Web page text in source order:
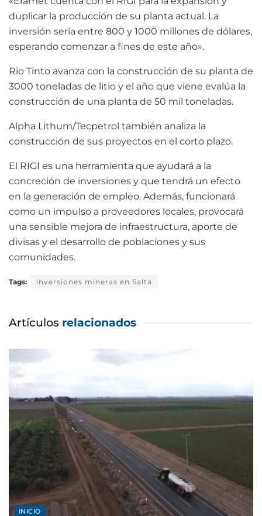
duplicar la producción de su planta actual. La
inversión sería entre 800 y 1000 millones de dólares,
esperando comenzar a fines de este año».
Rio Tinto avanza con la construcción de su planta de
3000 toneladas de litio y el año que viene evalúa la
construcción de una planta de 50 mil toneladas.
Alpha Lithum/Tecpetrol también analiza la
construcción de sus proyectos en el corto plazo.
El RIGI es una herramienta que ayudará a la
concreción de inversiones y que tendrá un efecto
en la generación de empleo. Además, funcionará
como un impulso a proveedores locales, provocará
una sensible mejora de infraestructura, aporte de
divisas y el desarrollo de poblaciones y sus
comunidades.
Tags: inversiones mineras en Salta
Artículos relacionados
INICIO